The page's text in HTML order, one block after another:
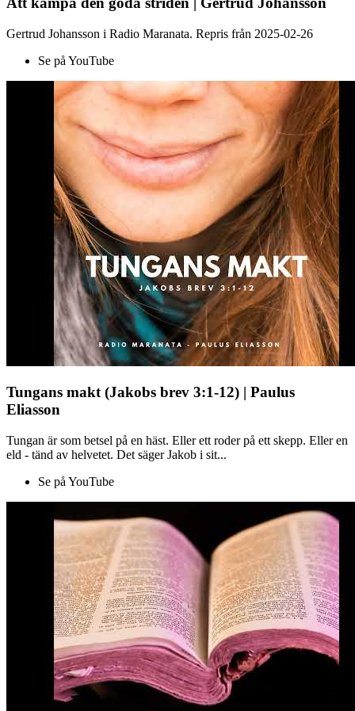
Gertrud Johansson i Radio Maranata. Repris från 2025-02-26
Se på YouTube
Tungans makt (Jakobs brev 3:1-12) | Paulus
Eliasson
Tungan är som betsel på en häst. Eller ett roder på ett skepp. Eller en
eld - tänd av helvetet. Det säger Jakob i sit...
Se på YouTube